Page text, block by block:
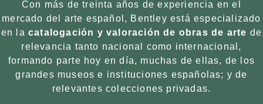
Con más de treinta años de experiencia en el
mercado del arte español, Bentley está especializado
en lacatalogación y valoración de obras de arte de
relevancia tanto nacional como internacional,
formando parte hoy en día, muchas de ellas, de los
grandes museos e instituciones españolas; y de
relevantes colecciones privadas.